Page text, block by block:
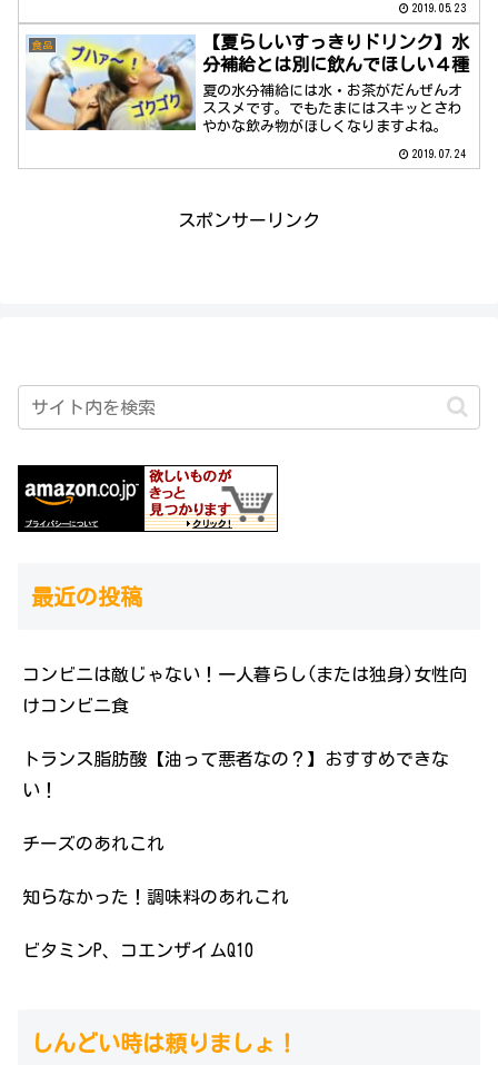
取していただきたい食材があります。
2019.05.23
食品
【夏らしいすっきりドリンク】水
分補給とは別に飲んでほしい４種
夏の水分補給には水・お茶がだんぜんオ
ススメです。でもたまにはスキッとさわ
やかな飲み物がほしくなりますよね。
2019.07.24
スポンサーリンク
最近の投稿
コンビニは敵じゃない！一人暮らし(または独身)女性向
けコンビニ食
トランス脂肪酸【油って悪者なの？】おすすめできな
い！
チーズのあれこれ
知らなかった！調味料のあれこれ
ビタミンP、コエンザイムQ10
しんどい時は頼りましょ！